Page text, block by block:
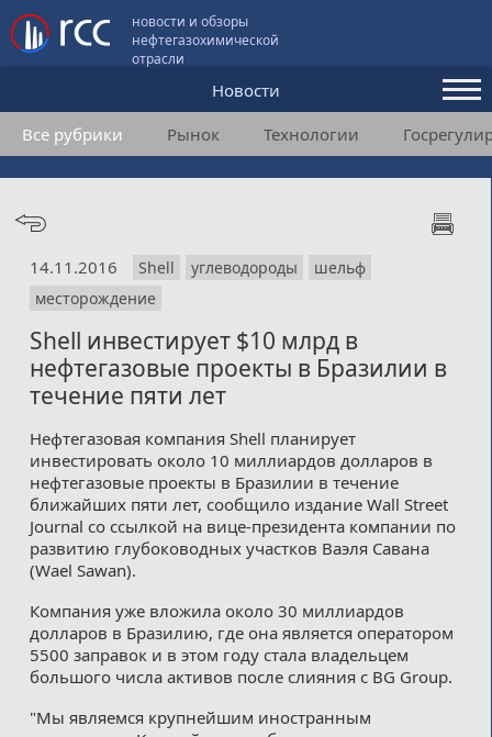
новости и обзоры
нефтегазохимической
отрасли
Новости
Аналитика и мнения
Конференции
Подписка
Пользовательское соглашение
Медиакит
Контакты
Все рубрики Рынок Технологии
14.11.2016 Shell углеводороды
шельф
месторождение
Shell инвестирует $10 млрд в
нефтегазовые проекты в Бразилии в
течение пяти лет
Нефтегазовая компания Shell планирует
инвестировать около 10 миллиардов долларов в
нефтегазовые проекты в Бразилии в течение
ближайших пяти лет, сообщило издание Wall Street
Journal со ссылкой на вице-президента компании по
развитию глубоководных участков Ваэля Савана
(Wael Sawan).
Компания уже вложила около 30 миллиардов
долларов в Бразилию, где она является оператором
5500 заправок и в этом году стала владельцем
большого числа активов после слияния с BG Group.
"Мы являемся крупнейшим иностранным